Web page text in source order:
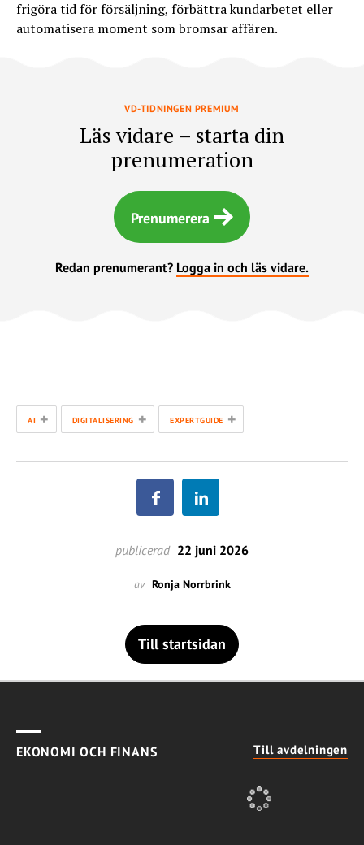
frigöra tid för försäljning, förbättra kundarbetet eller
automatisera moment som bromsar affären.
VD-TIDNINGEN PREMIUM
Läs vidare – starta din
prenumeration
Prenumerera
Redan prenumerant? Logga in och läs vidare.
AI + DIGITALISERING + EXPERTGUIDE +
publicerad 22 juni 2026
av Ronja Norrbrink
Till startsidan
EKONOMI OCH FINANS Till avdelningen